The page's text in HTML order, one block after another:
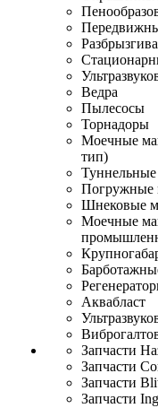
Ведра
Пылесосы
Торнадоры
Моечные
тип)
Погружные
Шнековые
Моечные
Аквабласт
Запчасти
Запчасти
Запчасти
Запчасти